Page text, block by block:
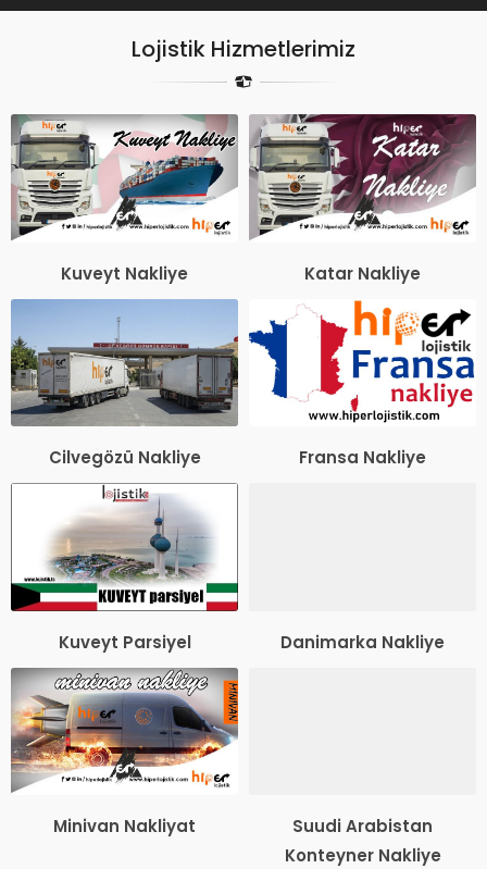
Lojistik Hizmetlerimiz
Kuveyt Nakliye Katar Nakliye
Cilvegözü Nakliye Fransa Nakliye
Kuveyt Parsiyel Danimarka Nakliye
Minivan Nakliyat
Suudi Arabistan
Konteyner Nakliye